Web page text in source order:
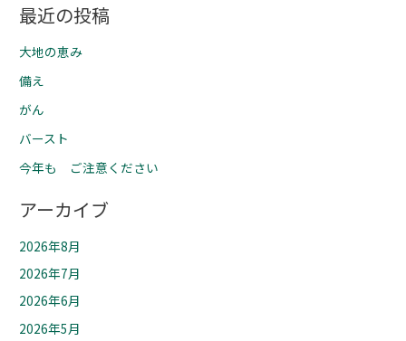
最近の投稿
大地の恵み
備え
がん
バースト
今年も ご注意ください
アーカイブ
2026年8月
2026年7月
2026年6月
2026年5月